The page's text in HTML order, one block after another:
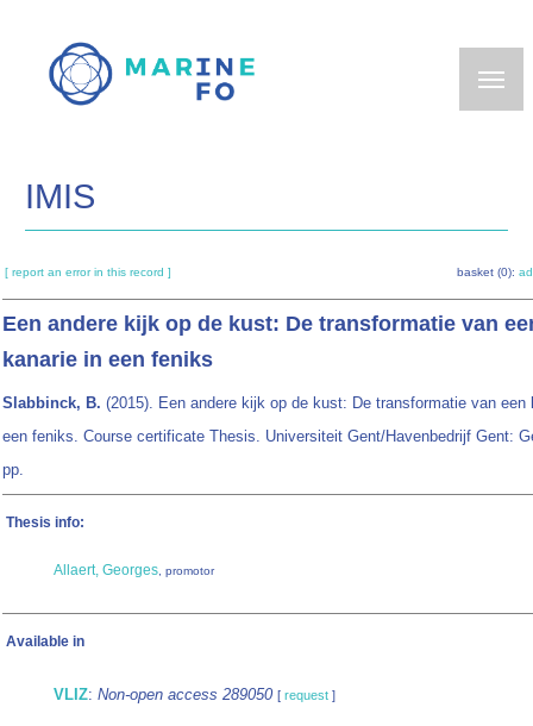
main
IMIS
[ report an error in this record ] basket (0):
Een andere kijk op de kust: De transformatie van
kanarie in een feniks
Slabbinck, B. (2015). Een andere kijk op de kust: De transformatie van een
een feniks. Course certificate Thesis. Universiteit Gent/Havenbedrijf Gent:
pp.
Thesis info:
Allaert, Georges, promotor
Available in
VLIZ: Non-open access 289050 [ request ]